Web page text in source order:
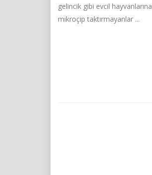
gelincik gibi evcil hayvanlarına
mikroçip taktırmayanlar ...